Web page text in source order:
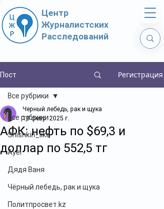
Центр
Журналистских
Расследований
Пост Регистрация
Все рубрики
Shishkin_like
Ayel
Дядя Ваня
Чёрный лебедь, рак и щука
Политпросвет.kz
Все рубрики
АФК: нефть по $69,3 и
доллар по 552,5 тг
Черный лебедь, рак и щука
13 февр. 2025 г.